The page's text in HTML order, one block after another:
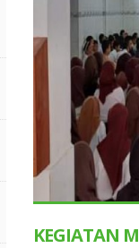
KEGIATAN